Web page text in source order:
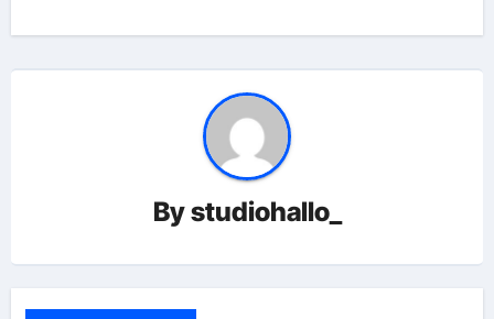
Bystudiohallo_